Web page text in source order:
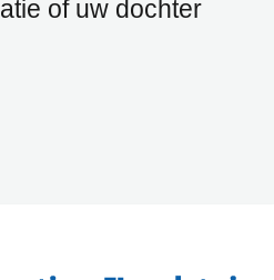
of uw dochter